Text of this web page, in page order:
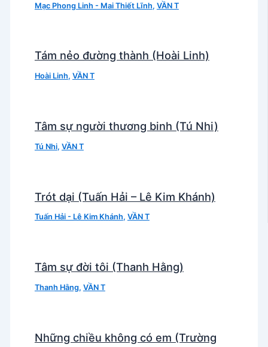
Mạc Phong Linh - Mai Thiết Lĩnh, VẦN T
Tám nẻo đường thành (Hoài Linh)
Hoài Linh, VẦN T
Tâm sự người thương binh (Tú Nhi)
Tú Nhi, VẦN T
Trót dại (Tuấn Hải – Lê Kim Khánh)
Tuấn Hải - Lê Kim Khánh, VẦN T
Tâm sự đời tôi (Thanh Hằng)
Thanh Hằng, VẦN T
Những chiều không có em (Trường